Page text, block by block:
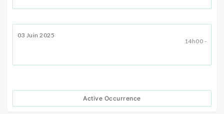
03 Juin 2025
14h00 -
Active Occurrence